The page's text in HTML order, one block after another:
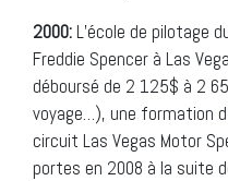
2000: L’école de pilotage
Freddie Spencer à Las
déboursé de 2 125$ à 2
voyage…), une formation
circuit Las Vegas Motor
portes en 2008 à la suite